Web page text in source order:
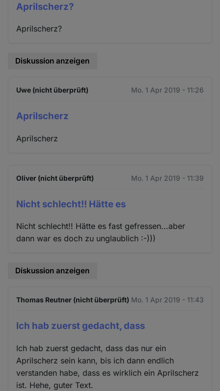
Aprilscherz?
Aprilscherz?
Diskussion anzeigen
Uwe (nicht überprüft) Mo. 1 Apr 2019 - 11:26
Aprilscherz
Aprilscherz
Oliver (nicht überprüft) Mo. 1 Apr 2019 - 11:39
Nicht schlecht!! Hätte es
Nicht schlecht!! Hätte es fast gefressen...aber
dann war es doch zu unglaublich :-)))
Diskussion anzeigen
Thomas Reutner (nicht überprüft) Mo. 1 Apr 2019 - 11:43
Ich hab zuerst gedacht, dass
Ich hab zuerst gedacht, dass das nur ein
Aprilscherz sein kann, bis ich dann endlich
verstanden habe, dass es wirklich ein Aprilscherz
ist. Hehe, guter Text.